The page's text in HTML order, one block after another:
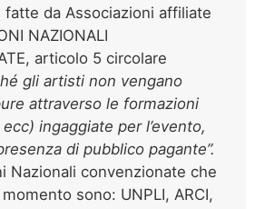
da Associazioni affiliate
NAZIONALI
articolo 5 circolare
gli artisti non vengano
attraverso le formazioni
ingaggiate per l’evento,
di pubblico pagante”.
Nazionali convenzionate che
sono: UNPLI, ARCI,